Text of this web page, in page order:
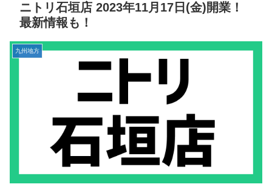
ニトリ石垣店 2023年11月17日(金)開業！
最新情報も！
九州地方